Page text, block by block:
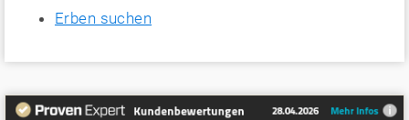
Erben suchen